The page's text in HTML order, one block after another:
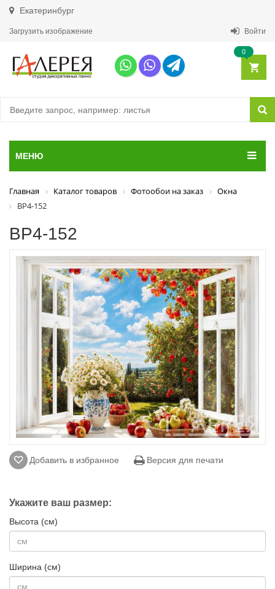
Екатеринбург
Загрузить изображение Войти
0
МЕНЮ
Главная Каталог товаров Фотообои на заказ
Окна
ВР4-152
ВР4-152
Добавить в избранное Версия для печати
Укажите ваш размер:
Высота (см)
Ширина (см)